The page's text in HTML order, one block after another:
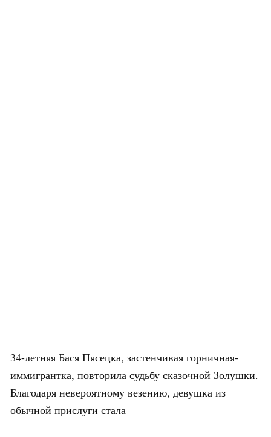
34-летняя Бася Пясецка, застенчивая горничная-
иммигрантка, повторила судьбу сказочной Золушки.
Благодаря невероятному везению, девушка из
обычной прислуги стала